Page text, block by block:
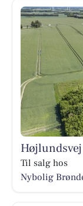
Til salg hos
Nybolig